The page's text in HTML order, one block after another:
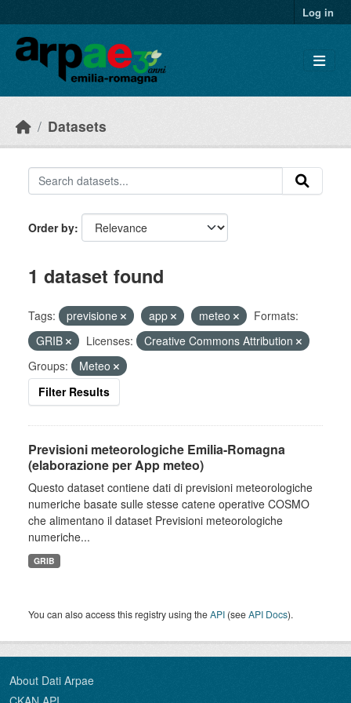
Log in
Datasets
Order by
1 dataset found
Tags: previsione app meteo
Formats:
GRIB
Licenses:
Creative Commons Attribution
Groups:
Meteo
Filter Results
Previsioni meteorologiche Emilia-Romagna
(elaborazione per App meteo)
Questo dataset contiene dati di previsioni meteorologiche
numeriche basate sulle stesse catene operative COSMO
che alimentano il dataset Previsioni meteorologiche
numeriche...
GRIB
You can also access this registry using theAPI (seeAPI Docs).
About Dati Arpae